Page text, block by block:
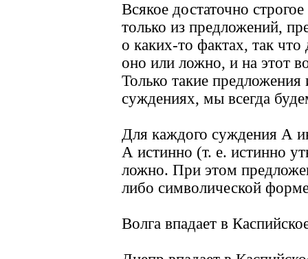
Всякое достаточно
только из предложений,
о каких-то фактах, так
оно или ложно, и на этот
Только такие предложения
суждениях, мы всегда
Для каждого суждения А
А истинно (т. е. истинно
ложно. При этом
либо символической
Волга впадает в